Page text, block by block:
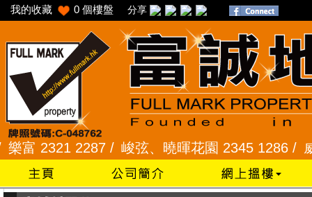
我的收藏 0 個樓盤 分享
/峻弦、曉暉花園 2345 1286 / 威豪花園 2345